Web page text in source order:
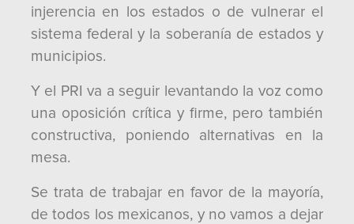
injerencia en los estados o de vulnerar el
sistema federal y la soberanía de estados y
municipios.
Y el PRI va a seguir levantando la voz como
una oposición crítica y firme, pero también
constructiva, poniendo alternativas en la
mesa.
Se trata de trabajar en favor de la mayoría,
de todos los mexicanos, y no vamos a dejar